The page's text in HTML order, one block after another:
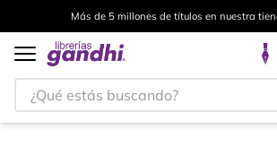
Más de 5 millones de títulos en nuestra
¿Qué estás buscando?